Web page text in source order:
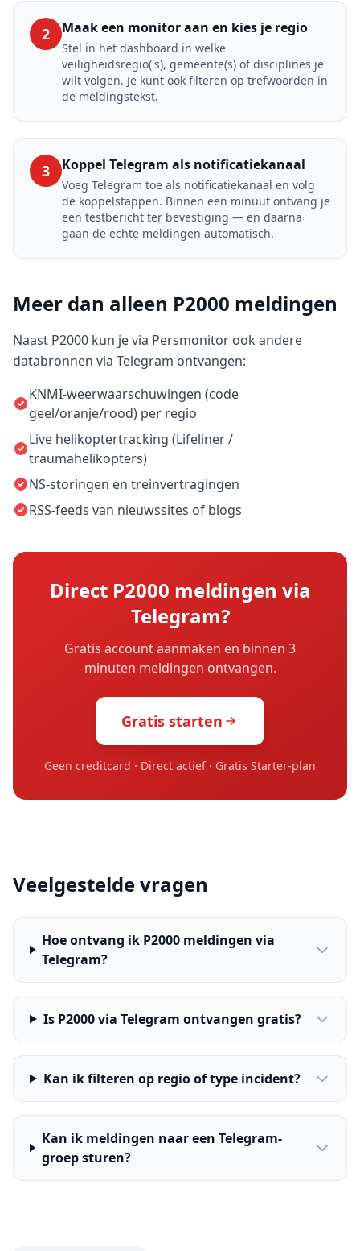
2 Maak een monitor aan en kies je regio
Stel in het dashboard in welke
veiligheidsregio('s), gemeente(s) of disciplines je
wilt volgen. Je kunt ook filteren op trefwoorden in
de meldingstekst.
3 Koppel Telegram als notificatiekanaal
Voeg Telegram toe als notificatiekanaal en volg
de koppelstappen. Binnen een minuut ontvang je
een testbericht ter bevestiging — en daarna
gaan de echte meldingen automatisch.
Meer dan alleen P2000 meldingen
Naast P2000 kun je via Persmonitor ook andere
databronnen via Telegram ontvangen:
KNMI-weerwaarschuwingen (code
geel/oranje/rood) per regio
Live helikoptertracking (Lifeliner /
traumahelikopters)
NS-storingen en treinvertragingen
RSS-feeds van nieuwssites of blogs
Direct P2000 meldingen via
Telegram?
Gratis account aanmaken en binnen 3
minuten meldingen ontvangen.
Gratis starten
Geen creditcard · Direct actief · Gratis Starter-plan
Veelgestelde vragen
Hoe ontvang ik P2000 meldingen via
Telegram?
Is P2000 via Telegram ontvangen gratis?
Kan ik filteren op regio of type incident?
Kan ik meldingen naar een Telegram-
groep sturen?